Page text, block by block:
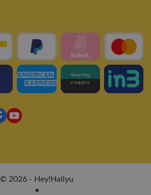
© 2026 - Hey!Hallyu
•